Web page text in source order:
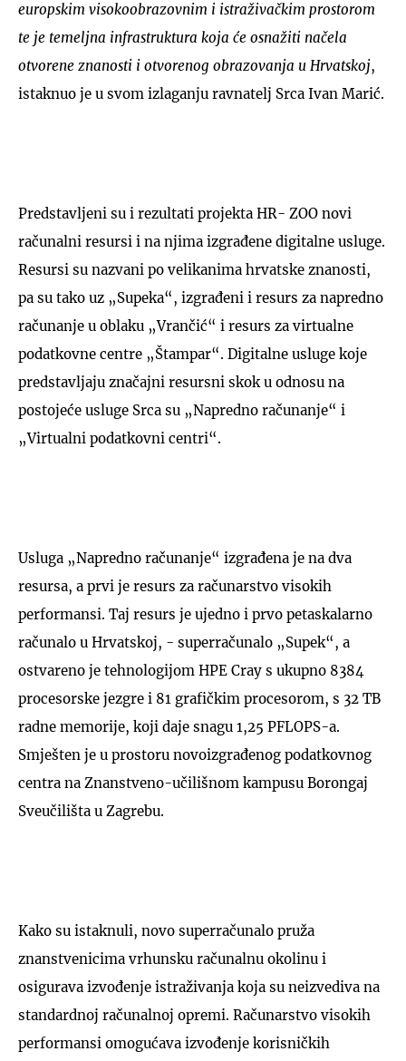
europskim visokoobrazovnim i istraživačkim prostorom
te je temeljna infrastruktura koja će osnažiti načela
otvorene znanosti i otvorenog obrazovanja u Hrvatskoj,
istaknuo je u svom izlaganju ravnatelj Srca Ivan Marić.
Predstavljeni su i rezultati projekta HR- ZOO novi
računalni resursi i na njima izgrađene digitalne usluge.
Resursi su nazvani po velikanima hrvatske znanosti,
pa su tako uz „Supeka“, izgrađeni i resurs za napredno
računanje u oblaku „Vrančić“ i resurs za virtualne
podatkovne centre „Štampar“. Digitalne usluge koje
predstavljaju značajni resursni skok u odnosu na
postojeće usluge Srca su „Napredno računanje“ i
„Virtualni podatkovni centri“.
Usluga „Napredno računanje“ izgrađena je na dva
resursa, a prvi je resurs za računarstvo visokih
performansi. Taj resurs je ujedno i prvo petaskalarno
računalo u Hrvatskoj, - superračunalo „Supek“, a
ostvareno je tehnologijom HPE Cray s ukupno 8384
procesorske jezgre i 81 grafičkim procesorom, s 32 TB
radne memorije, koji daje snagu 1,25 PFLOPS-a.
Smješten je u prostoru novoizgrađenog podatkovnog
centra na Znanstveno-učilišnom kampusu Borongaj
Sveučilišta u Zagrebu.
Kako su istaknuli, novo superračunalo pruža
znanstvenicima vrhunsku računalnu okolinu i
osigurava izvođenje istraživanja koja su neizvediva na
standardnoj računalnoj opremi. Računarstvo visokih
performansi omogućava izvođenje korisničkih